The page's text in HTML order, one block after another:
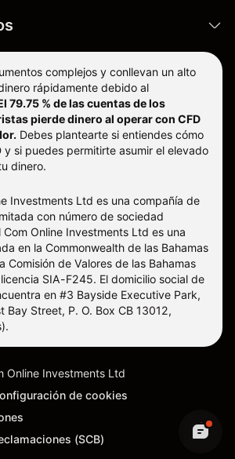
complejos y conllevan un alto
rápidamente debido al
79.75 % de las cuentas de los
pierde dinero al operar con CFD
Debes plantearte si entiendes cómo
y si puedes permitirte asumir el elevado
dinero.
Investments Ltd es una compañía de
con número de sociedad
Online Investments Ltd es una
en la Commonwealth de las Bahamas
Comisión de Valores de las Bahamas
SIA-F245. El domicilio social de
en #3 Bayside Executive Park,
Bay Street, P. O. Box CB 13012,
Online Investments Ltd
de cookies
(SCB)